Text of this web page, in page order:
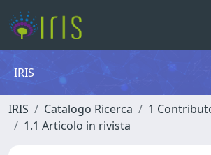
IRIS
IRIS Catalogo Ricerca
1
1.1 Articolo in rivista